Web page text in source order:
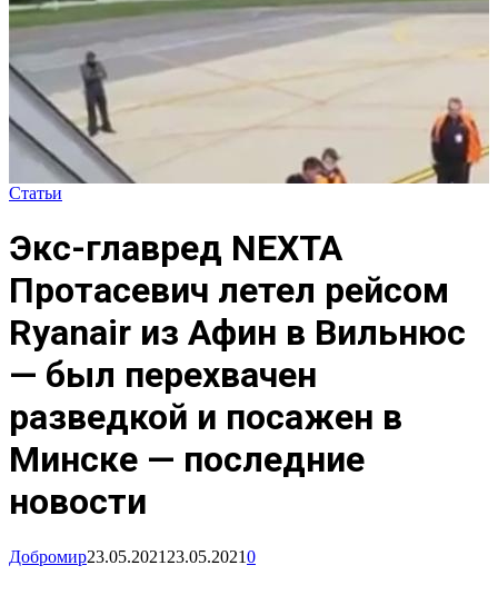
Статьи
Экс-главред NEXTA
Протасевич летел рейсом
Ryanair из Афин в Вильнюс
— был перехвачен
разведкой и посажен в
Минске — последние
новости
Добромир23.05.2021 23.05.20210